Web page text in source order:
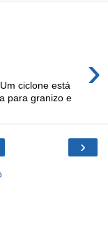
›
ciclone está
para granizo e
›